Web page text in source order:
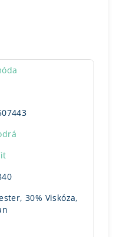
30% Viskóza,